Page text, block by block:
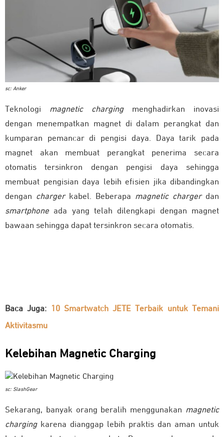
sc: Anker
Teknologi magnetic charging menghadirkan inovasi
dengan menempatkan magnet di dalam perangkat dan
kumparan pemancar di pengisi daya. Daya tarik pada
magnet akan membuat perangkat penerima secara
otomatis tersinkron dengan pengisi daya sehingga
membuat pengisian daya lebih efisien jika dibandingkan
dengan charger kabel. Beberapa magnetic charger dan
smartphone ada yang telah dilengkapi dengan magnet
bawaan sehingga dapat tersinkron secara otomatis.
Baca Juga:
10 Smartwatch JETE Terbaik untuk Temani
Aktivitasmu
Kelebihan Magnetic Charging
sc: SlashGear
Sekarang, banyak orang beralih menggunakan magnetic
charging karena dianggap lebih praktis dan aman untuk